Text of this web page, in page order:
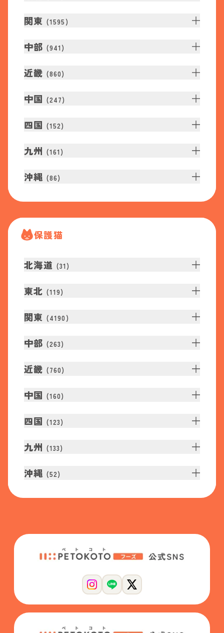
関東 (1595 )
中部 (941 )
近畿 (860)
中国 (247)
四国 (152)
九州 (161 )
沖縄 (86)
保護猫
北海道 (31 )
東北 (119)
関東 (4190 )
中部 (263)
近畿 (760)
中国 (160)
四国 (123)
九州 (133)
沖縄 (52)